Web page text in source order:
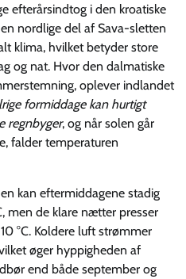
efterårsindtog i den kroatiske
nordlige del af Sava-sletten
klima, hvilket betyder store
og nat. Hvor den dalmatiske
oplever indlandet
formiddage kan hurtigt
regnbyger, og når solen går
falder temperaturen
kan eftermiddagene stadig
men de klare nætter presser
°C. Koldere luft strømmer
øger hyppigheden af
end både september og